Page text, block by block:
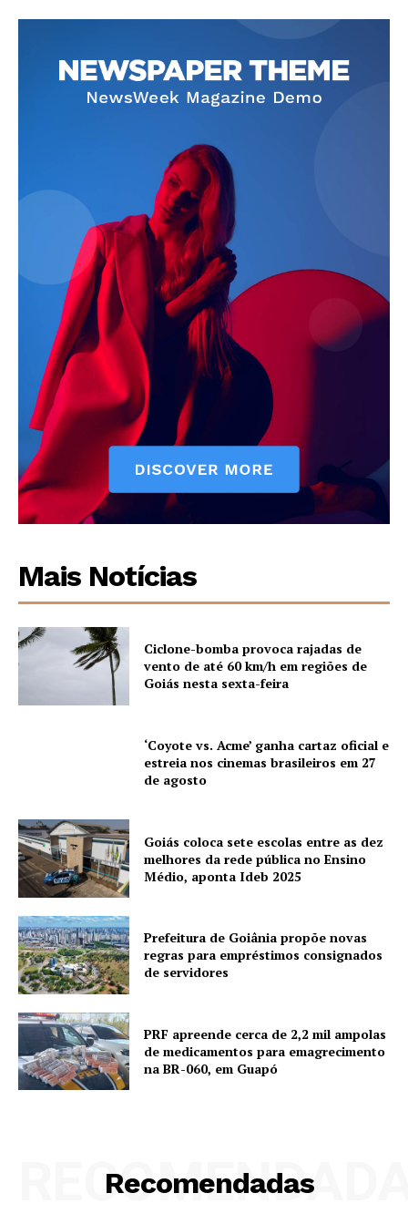
Mais Notícias
Ciclone-bomba provoca rajadas de
vento de até 60 km/h em regiões de
Goiás nesta sexta-feira
‘Coyote vs. Acme’ ganha cartaz oficial e
estreia nos cinemas brasileiros em 27
de agosto
Goiás coloca sete escolas entre as dez
melhores da rede pública no Ensino
Médio, aponta Ideb 2025
Prefeitura de Goiânia propõe novas
regras para empréstimos consignados
de servidores
PRF apreende cerca de 2,2 mil ampolas
de medicamentos para emagrecimento
na BR-060, em Guapó
Recomendadas